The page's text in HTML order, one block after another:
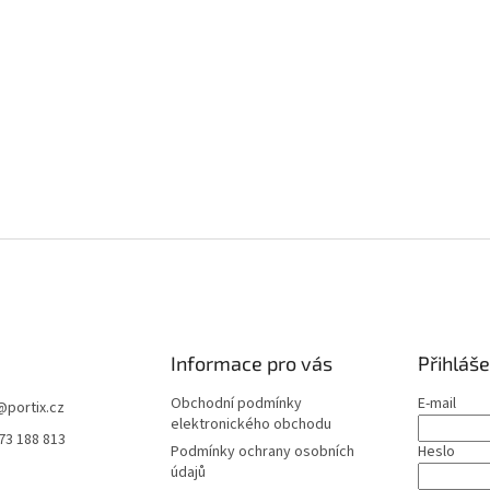
portix.cz
188 813
Informace pro vás
Obchodní podmínky
elektronického obchodu
Podmínky ochrany osobních
údajů
E-mail
Heslo